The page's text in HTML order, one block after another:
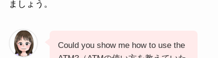
ましょう。
Could you show me how to use the